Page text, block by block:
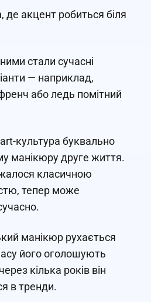
де акцент робиться біля
стали сучасні
— наприклад,
або ледь помітний
культура буквально
манікюру друге життя.
класичною
тепер може
манікюр рухається
його оголошують
кілька років він
в тренди.